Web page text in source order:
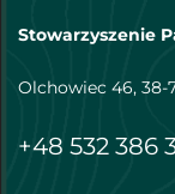
Stowarzyszenie
Olchowiec 46, 38-
+48 532 386